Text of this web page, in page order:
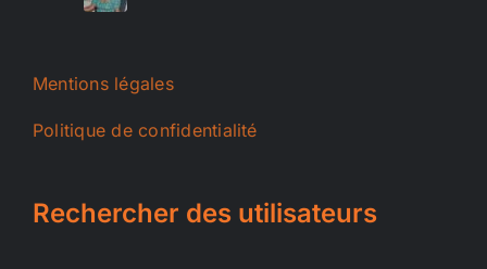
Mentions légales
Politique de confidentialité
Rechercher des utilisateurs